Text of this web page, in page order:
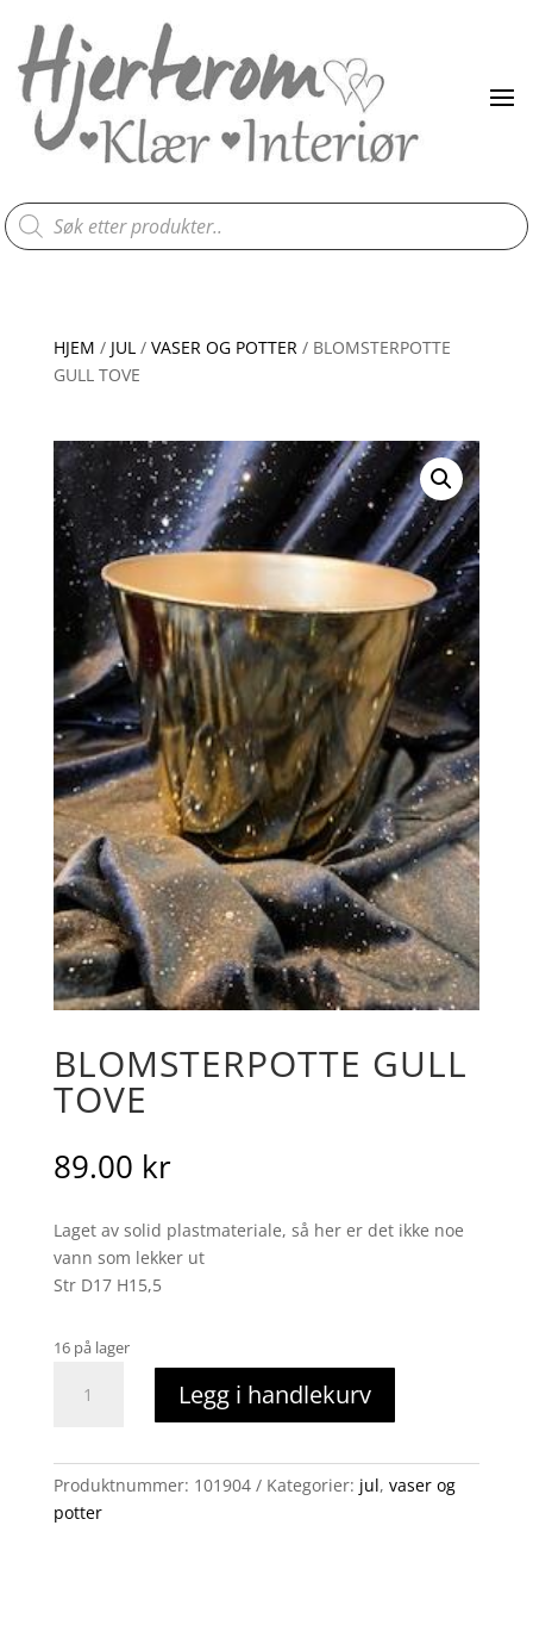
Products
search
HJEM / JUL/ VASER OG POTTER/ BLOMSTERPOTTE
GULL TOVE
BLOMSTERPOTTE GULL
TOVE
89.00 kr
Laget av solid plastmateriale, så her er det ikke noe
vann som lekker ut
Str D17 H15,5
16 på lager
Blomsterpotte
Legg i handlekurv
Produktnummer: 101904 Kategorier: jul, vaser og
potter